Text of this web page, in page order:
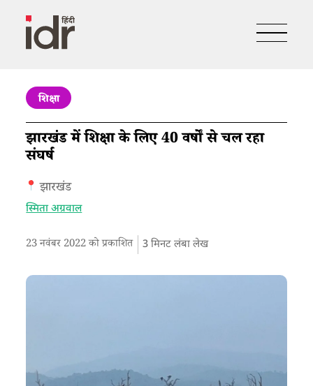
शिक्षा
झारखंड में शिक्षा के लिए 40 वर्षों से चल रहा
संघर्ष
झारखंड
स्मिता अग्रवाल
23 नवंबर 2022 को प्रकाशित 3मिनट लंबा लेख